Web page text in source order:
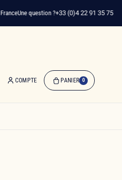
Une question ?+33 (0)4 22 91 35 75
COMPTE PANIER 0